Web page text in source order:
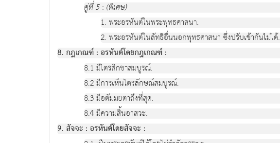
คู่ที่ 5 :(พิเศษ)
1. พระอรหันต์ในพระพุทธศาสนา.
2. พระอรหันต์ในลัทธิอื่นนอกพุทธศาสนา ซึ่งปรับเข้ากันไม่ได้.
8. กฎเกณฑ์ : อรหันต์โดยกฎเกณฑ์ :
8.1 มีไตรสิกขาสมบูรณ์.
8.2 มีการเห็นไตรลักษณ์สมบูรณ์.
8.3 มีอตัมมยตาถึงที่สุด.
8.4 มีความสิ้นอาสวะ.
9. สัจจะ : อรหันต์โดยสัจจะ :